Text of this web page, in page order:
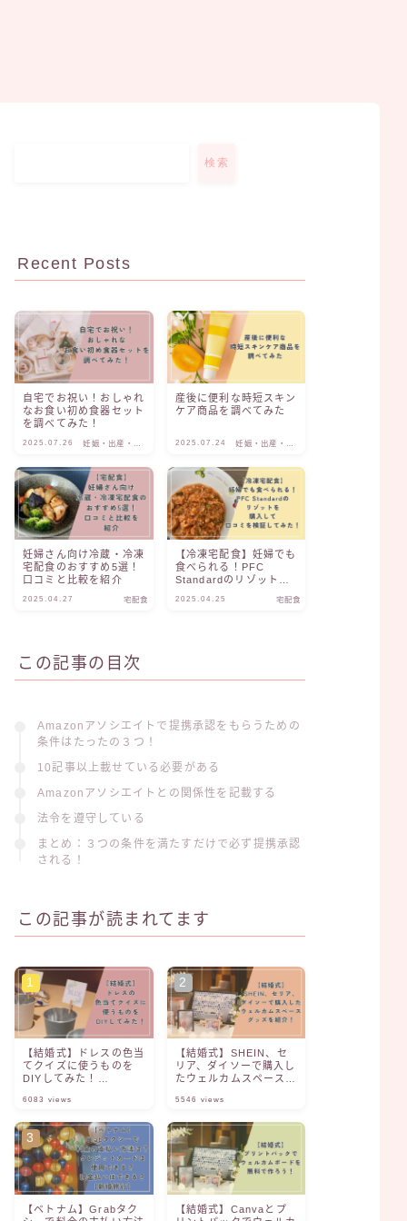
検索
Recent Posts
自宅でお祝い！おしゃれ
なお食い初め食器セット
を調べてみた！
2025.07.26
妊娠・出産・子
産後に便利な時短スキン
ケア商品を調べてみた
2025.07.24
妊娠・出産・子
妊婦さん向け冷蔵・冷凍
宅配食のおすすめ5選！
口コミと比較を紹介
2025.04.27 宅配食
【冷凍宅配食】妊婦でも
食べられる！PFC
Standardのリゾットを
てみた！
2025.04.25 宅配食
この記事の目次
Amazonアソシエイトで提携承認をもらうための
条件はたったの３つ！
10記事以上載せている必要がある
Amazonアソシエイトとの関係性を記載する
法令を遵守している
まとめ：３つの条件を満たすだけで必ず提携承認
される！
この記事が読まれてます
【結婚式】ドレスの色当
てクイズに使うものを
DIYしてみた！
ベ】
6083 views
【結婚式】SHEIN、セ
リア、ダイソーで購入し
たウェルカムスペースグ
5546 views
【ベトナム】Grabタク
【結婚式】Canvaとプ